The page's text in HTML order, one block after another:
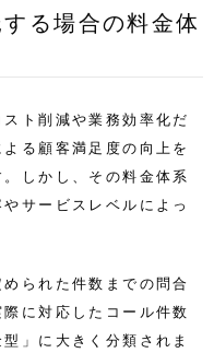
る場合の料金体
ト削減や業務効率化だ
る顧客満足度の向上を
しかし、その料金体系
サービスレベルによっ
られた件数までの問合
に対応したコール件数
」に大きく分類されま